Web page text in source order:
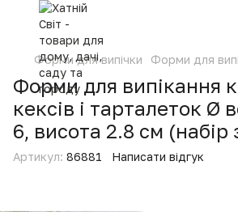
Форми для випічки Форми для
Форми для випікання
кексів і тарталеток Ø
6, висота 2.8 см (набір
Артикул: 86881 Написати відгук